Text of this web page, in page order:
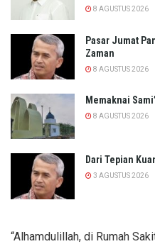
8 AGUSTUS 2026
Pasar Jumat
Zaman
8 AGUSTUS 2026
Memaknai
8 AGUSTUS 2026
Dari Tepian
3 AGUSTUS 2026
“Alhamdulillah, di Rumah